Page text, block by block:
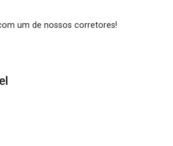
um de nossos corretores!